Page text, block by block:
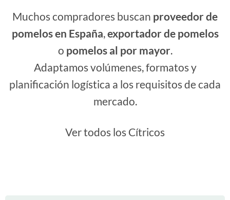
Muchos compradores buscan proveedor de
pomelos en España,exportador de pomelos
o pomelos al por mayor.
Adaptamos volúmenes, formatos y
planificación logística a los requisitos de cada
mercado.
Ver todos los Cítricos